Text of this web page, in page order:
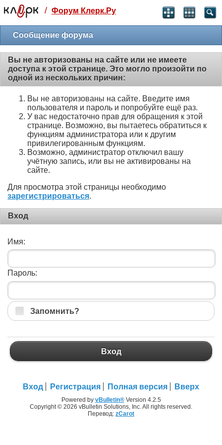
Святые угодники, Клерк без рекламы
прекрасен:)
месяц
₽
3 месяца
259 ₽
полгода
Оплатить
/ Форум Клерк.Ру
Сообщение форума
Вы не авторизованы на сайте или не имеете
доступа к этой странице. Это могло произойти по
одной из нескольких причин:
Вы не авторизованы на сайте. Введите имя
пользователя и пароль и попробуйте ещё раз.
У вас недостаточно прав для обращения к этой
странице. Возможно, вы пытаетесь обратиться к
функциям администратора или к другим
привилегированным функциям.
Возможно, администратор отключил вашу
учётную запись, или вы не активированы на
сайте.
Для просмотра этой страницы необходимо
зарегистрироваться.
Вход
Имя:
Пароль:
Запомнить?
Вход
Вход Регистрация Полная версия Вверх
Powered by vBulletin®Version 4.2.5
Copyright © 2026 vBulletin Solutions, Inc. All rights reserved.
Перевод: zCarot